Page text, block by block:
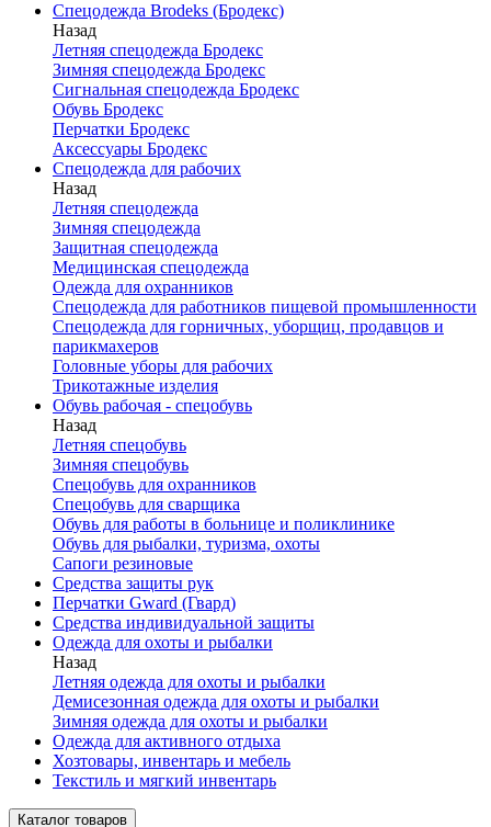
Спецодежда Brodeks (Бродекс)
Назад
Летняя спецодежда Бродекс
Зимняя спецодежда Бродекс
Сигнальная спецодежда Бродекс
Обувь Бродекс
Перчатки Бродекс
Аксессуары Бродекс
Спецодежда для рабочих
Назад
Летняя спецодежда
Зимняя спецодежда
Защитная спецодежда
Медицинская спецодежда
Одежда для охранников
Спецодежда для работников пищевой промышленности
Спецодежда для горничных, уборщиц, продавцов и
парикмахеров
Головные уборы для рабочих
Трикотажные изделия
Обувь рабочая - спецобувь
Назад
Летняя спецобувь
Зимняя спецобувь
Спецобувь для охранников
Спецобувь для сварщика
Обувь для работы в больнице и поликлинике
Обувь для рыбалки, туризма, охоты
Сапоги резиновые
Средства защиты рук
Перчатки Gward (Гвард)
Средства индивидуальной защиты
Одежда для охоты и рыбалки
Назад
Летняя одежда для охоты и рыбалки
Демисезонная одежда для охоты и рыбалки
Зимняя одежда для охоты и рыбалки
Одежда для активного отдыха
Хозтовары, инвентарь и мебель
Текстиль и мягкий инвентарь
Каталог товаров